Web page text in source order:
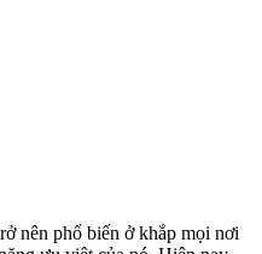
nên phổ biến ở khắp mọi nơi